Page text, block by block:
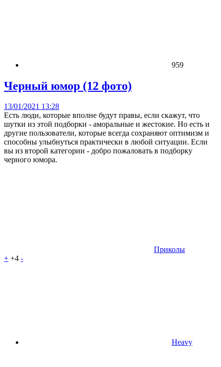
959
Черный юмор (12 фото)
13/01/2021 13:28
Есть люди, которые вполне будут правы, если скажут, что
шутки из этой подборки - аморальные и жестокие. Но есть и
другие пользователи, которые всегда сохраняют оптимизм и
способны улыбнуться практически в любой ситуации. Если
вы из второй категории - добро пожаловать в подборку
черного юмора.
Приколы
+ +4 -
Heavy